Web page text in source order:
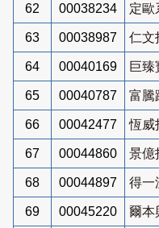
62 00038234 定歐
63 00038987 仁文
64 00040169 巨臻
65 00040787 富騰
66 00042477 恆威
67 00044860 景億
68 00044897 得一
69 00045220 爾本